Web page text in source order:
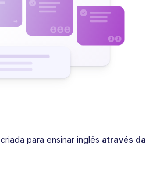
criada para ensinar inglês através da